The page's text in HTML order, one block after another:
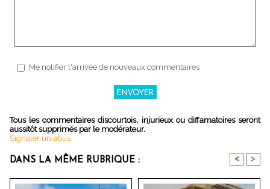
Me notifier l'arrivée de nouveaux commentaires
Tous les commentaires discourtois, injurieux ou diffamatoires seront
aussitôt supprimés par le modérateur.
Signaler un abus
DANS LA MÊME RUBRIQUE : < >